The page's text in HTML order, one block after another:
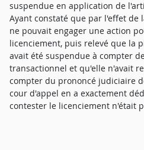
suspendue en application de
Ayant constaté que par l'effet de
ne pouvait engager une action
licenciement, puis relevé que la
avait été suspendue à compter
transactionnel et qu'elle n'avait
compter du prononcé judiciaire
cour d'appel en a exactement
contester le licenciement n'était